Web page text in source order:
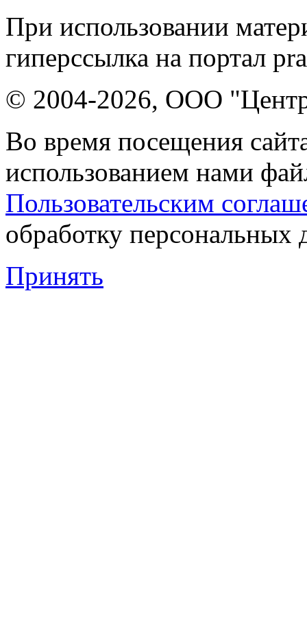
При использовании
гиперссылка на портал
© 2004-2026, ООО "Центр
Во время посещения
использованием нами
Пользовательским
обработку персональных
Принять